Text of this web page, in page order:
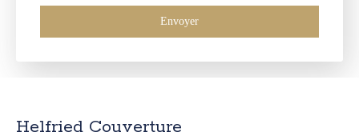
Envoyer
Helfried Couverture